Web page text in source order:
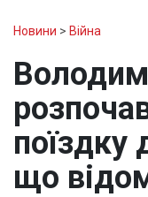
Новини > Війна
що